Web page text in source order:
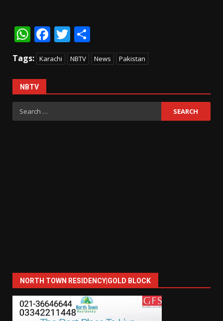
WhatsApp
Facebook
Twitter
Tags: Karachi NBTV News Pakistan
NBTV
Search
for:
NORTH TOWN RESIDENCY|GOLD BLOCK